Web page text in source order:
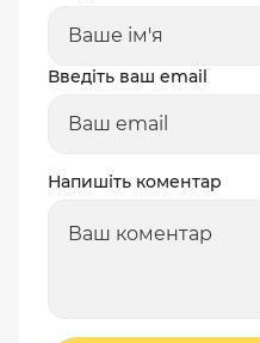
Введіть ваш email
Напишіть коментар